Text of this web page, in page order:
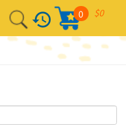
history $0
0